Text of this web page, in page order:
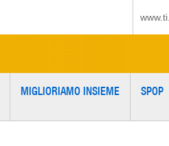
MIGLIORIAMO INSIEME SPOP